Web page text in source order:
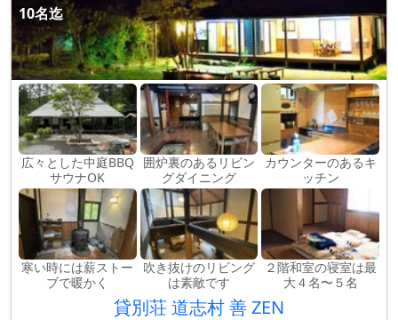
10名迄
広々とした中庭BBQ
サウナOK
囲炉裏のあるリビン
グダイニング
カウンターのあるキ
ッチン
寒い時には薪ストー
ブで暖かく
吹き抜けのリビング
は素敵です
２階和室の寝室は最
大４名〜５名
貸別荘 道志村 善 ZEN